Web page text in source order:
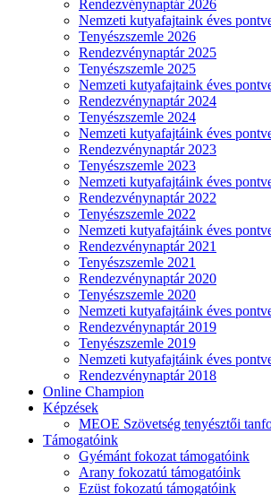
Rendezvénynaptár 2026
Nemzeti kutyafajtaink éves
Tenyészszemle 2026
Rendezvénynaptár 2025
Tenyészszemle 2025
Nemzeti kutyafajtaink éves
Rendezvénynaptár 2024
Tenyészszemle 2024
Nemzeti kutyafajtáink éves
Rendezvénynaptár 2023
Tenyészszemle 2023
Nemzeti kutyafajtáink éves
Rendezvénynaptár 2022
Tenyészszemle 2022
Nemzeti kutyafajtáink éves
Rendezvénynaptár 2021
Tenyészszemle 2021
Rendezvénynaptár 2020
Tenyészszemle 2020
Nemzeti kutyafajtáink éves
Rendezvénynaptár 2019
Tenyészszemle 2019
Nemzeti kutyafajtáink éves
Rendezvénynaptár 2018
Online Champion
Képzések
MEOE Szövetség tenyésztői
Támogatóink
Gyémánt fokozat támogatóink
Arany fokozatú támogatóink
Ezüst fokozatú támogatóink